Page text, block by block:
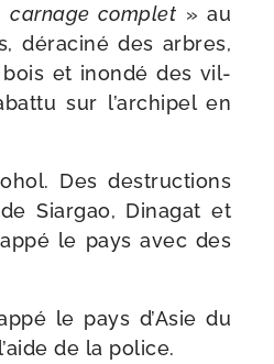
car­nage com­plet » au
déra­ci­né des arbres,
bois et inon­dé des vil­
sur l’ar­chi­pel en
Des des­truc­tions
Siargao, Dinagat et
le pays avec des
le pays d’Asie du
de la police.